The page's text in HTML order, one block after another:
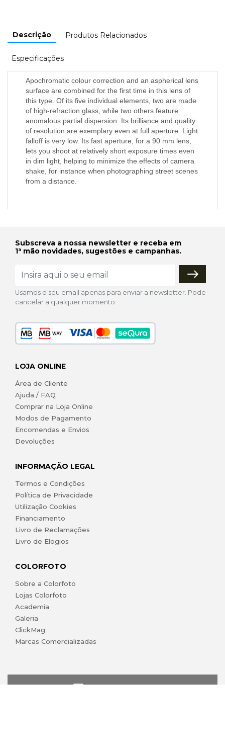
Descrição Produtos Relacionados
Especificações
Apochromatic colour correction and an aspherical lens
surface are combined for the first time in this lens of
this type. Of its five individual elements, two are made
of high-refraction glass, while two others feature
anomalous partial dispersion. Its brilliance and quality
of resolution are exemplary even at full aperture. Light
falloff is very low. Its fast aperture, for a 90 mm lens,
lets you shoot at relatively short exposure times even
in dim light, helping to minimize the effects of camera
shake, for instance when photographing street scenes
from a distance.
Subscreva a nossa newsletter e receba em
1ª mão novidades, sugestões e campanhas.
Usamos o seu email apenas para enviar a newsletter. Pode
cancelar a qualquer momento.
LOJA ONLINE
Área de Cliente
Ajuda / FAQ
Comprar na Loja Online
Modos de Pagamento
Encomendas e Envios
Devoluções
INFORMAÇÃO LEGAL
Termos e Condições
Política de Privacidade
Utilização Cookies
Financiamento
Livro de Reclamações
Livro de Elogios
COLORFOTO
Sobre a Colorfoto
Lojas Colorfoto
Academia
Galeria
ClickMag
Marcas Comercializadas